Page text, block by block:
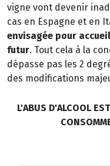
vigne vont devenir
cas en Espagne et en
envisagée pour
futur. Tout cela à la
dépasse pas les 2
des modifications
L'ABUS D'ALCOOL